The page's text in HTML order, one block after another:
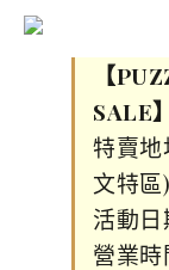
【
SALE
特賣地
文特區)
活動日
營業時